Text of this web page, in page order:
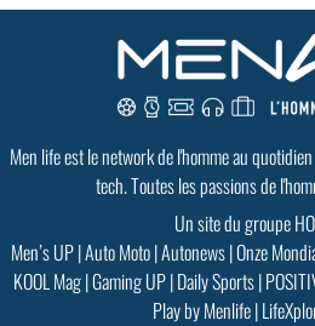
GoodMood
PLUS
Men life est le network de l'homme au
tech. Toutes les passions de
Un site du groupe
Men’s UP|Auto Moto|Autonews|Onze
KOOL Mag|Gaming UP|Daily Sports|
Play by Menlife|